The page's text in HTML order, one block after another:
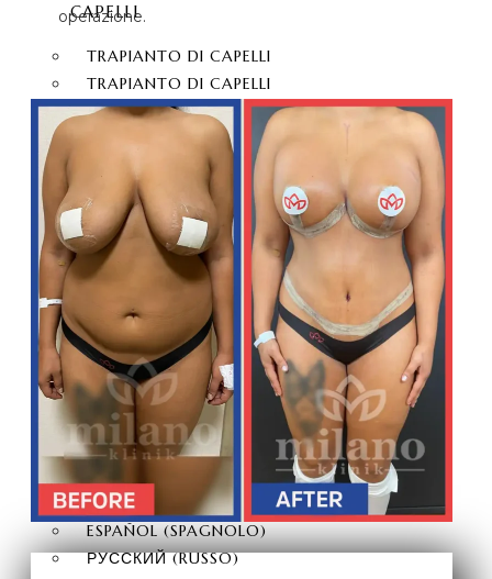
CAPELLI
TRAPIANTO DI CAPELLI
TRAPIANTO DI CAPELLI
FUE
TRAPIANTO CAPELLI DHI
TRAPIANTO DI CAPELLI
ZAFFIRO FUE
TRAPIANTO DI BARBA
TRAPIANTO DI
SOPRACIGLIA
PRP PER I CAPELLI
CONTATTACI
ITALIANO
TÜRKÇE( TURCO)
ENGLISH(INGLESE
DEUTSCH
FRANÇAIS
FRANCESE
ESPAÑOL(SPAGNOLO)
РУССКИЙ(RUSSO)
operazione.